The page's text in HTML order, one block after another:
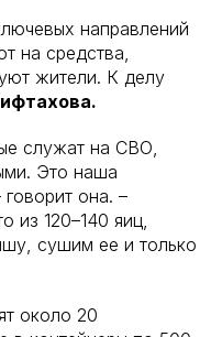
направлений
на средства,
жители. К делу
служат на СВО,
Это наша
она. –
из 120–140 яиц,
сушим ее и только
около 20